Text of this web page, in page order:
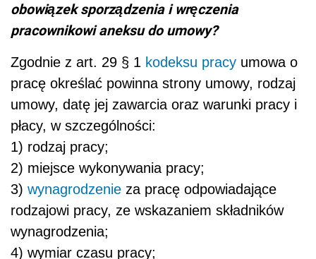
obowiązek sporządzenia i wręczenia
pracownikowi aneksu do umowy?
Zgodnie z art. 29 § 1 kodeksu pracy umowa o
pracę określać powinna strony umowy, rodzaj
umowy, datę jej zawarcia oraz warunki pracy i
płacy, w szczególności:
1) rodzaj pracy;
2) miejsce wykonywania pracy;
3) wynagrodzenie za pracę odpowiadające
rodzajowi pracy, ze wskazaniem składników
wynagrodzenia;
4) wymiar czasu pracy;